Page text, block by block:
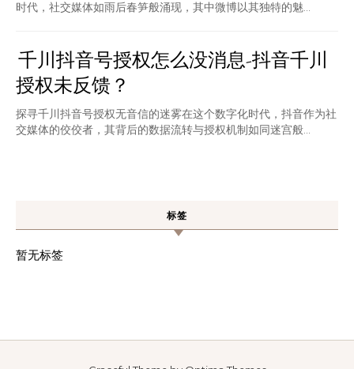
时代，社交媒体如雨后春笋般涌现，其中微博以其独特的魅...
千川抖音号授权怎么没消息-抖音千川
授权未反馈？
探寻千川抖音号授权无音信的迷雾在这个数字化时代，抖音作为社
交媒体的佼佼者，其背后的数据流转与授权机制如同迷宫般...
标签
暂无标签